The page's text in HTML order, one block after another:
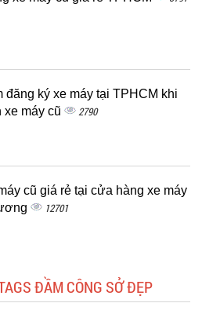
đăng ký xe máy tại TPHCM khi
xe máy cũ
2790
cũ giá rẻ tại cửa hàng xe máy
12701
ĐẦM CÔNG SỞ ĐẸP